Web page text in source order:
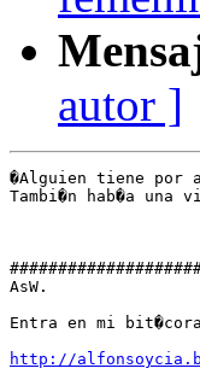
autor ]
�Alguien tiene por
Tambi�n hab�a una
AsW.
Entra en mi
http://